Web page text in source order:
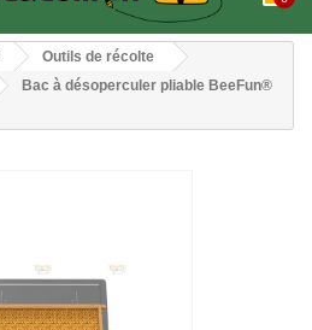
Outils de récolte
Bac à désoperculer pliable BeeFun®